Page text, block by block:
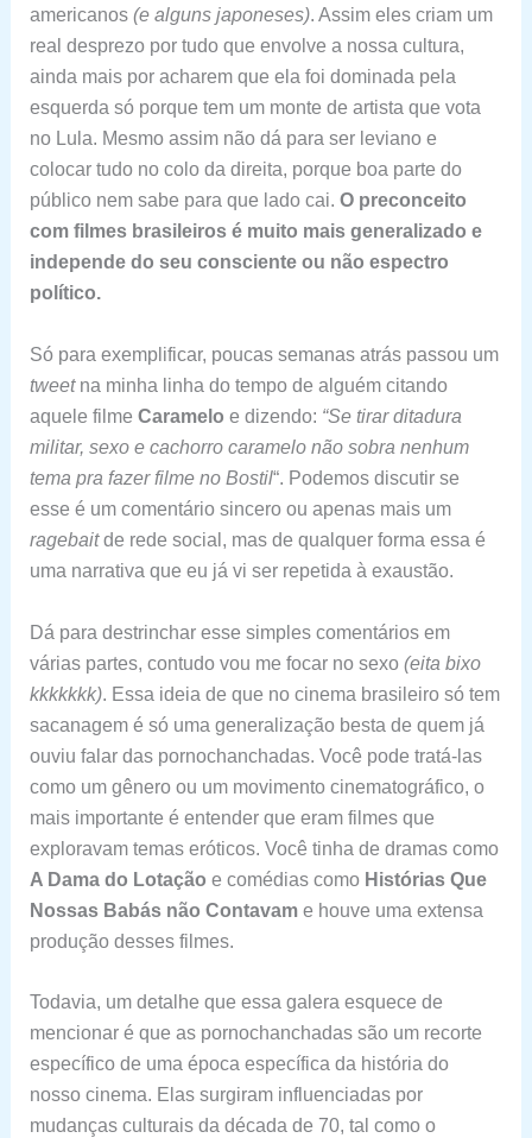
americanos (e alguns japoneses). Assim eles criam um
real desprezo por tudo que envolve a nossa cultura,
ainda mais por acharem que ela foi dominada pela
esquerda só porque tem um monte de artista que vota
no Lula. Mesmo assim não dá para ser leviano e
colocar tudo no colo da direita, porque boa parte do
público nem sabe para que lado cai. O preconceito
com filmes brasileiros é muito mais generalizado e
independe do seu consciente ou não espectro
político.
Só para exemplificar, poucas semanas atrás passou um
tweetna minha linha do tempo de alguém citando
aquele filme Caramelo e dizendo: “Se tirar ditadura
militar, sexo e cachorro caramelo não sobra nenhum
tema pra fazer filme no Bostil“. Podemos discutir se
esse é um comentário sincero ou apenas mais um
ragebaitde rede social, mas de qualquer forma essa é
uma narrativa que eu já vi ser repetida à exaustão.
Dá para destrinchar esse simples comentários em
várias partes, contudo vou me focar no sexo (eita bixo
kkkkkkk). Essa ideia de que no cinema brasileiro só tem
sacanagem é só uma generalização besta de quem já
ouviu falar das pornochanchadas. Você pode tratá-las
como um gênero ou um movimento cinematográfico, o
mais importante é entender que eram filmes que
exploravam temas eróticos. Você tinha de dramas como
A Dama do Lotação e comédias como Histórias Que
Nossas Babás não Contavame houve uma extensa
produção desses filmes.
Todavia, um detalhe que essa galera esquece de
mencionar é que as pornochanchadas são um recorte
específico de uma época específica da história do
nosso cinema. Elas surgiram influenciadas por
mudanças culturais da década de 70, tal como o